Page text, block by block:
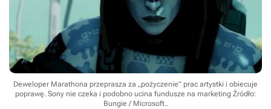
Deweloper Marathona przeprasza za „pożyczenie” prac artystki i obiecuje
poprawę. Sony nie czeka i podobno ucina fundusze na marketing Źródło:
Bungie / Microsoft..